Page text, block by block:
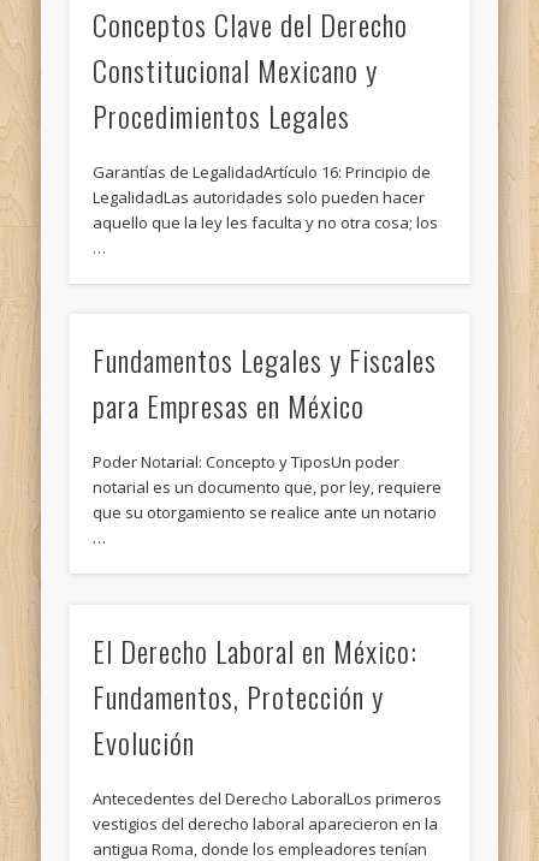
Conceptos Clave del Derecho
Constitucional Mexicano y
Procedimientos Legales
Garantías de LegalidadArtículo 16: Principio de
LegalidadLas autoridades solo pueden hacer
aquello que la ley les faculta y no otra cosa; los
…
Fundamentos Legales y Fiscales
para Empresas en México
Poder Notarial: Concepto y TiposUn poder
notarial es un documento que, por ley, requiere
que su otorgamiento se realice ante un notario
…
El Derecho Laboral en México:
Fundamentos, Protección y
Evolución
Antecedentes del Derecho LaboralLos primeros
vestigios del derecho laboral aparecieron en la
antigua Roma, donde los empleadores tenían